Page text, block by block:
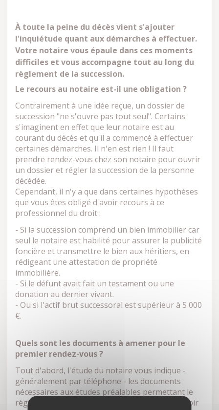
À toute la peine du décès vient s'ajouter
l'inquiétude quant aux démarches à effectuer.
Votre notaire vous épaule dans ces moments
difficiles et vous accompagne tout au long du
règlement de la succession.
Le recours au notaire est-il une obligation ?
Contrairement à une idée reçue, un dossier de
succession "ne s'ouvre pas tout seul". Certains
s'imaginent en effet que leur notaire est au
courant du décès et qu'il a commencé à effectuer
certaines démarches. Il n'en est rien ! Il faut
prendre rendez-vous chez son notaire pour ouvrir
un dossier et régler la succession de la personne
décédée.
Cependant, il n'y a que dans certaines hypothèses
que vous êtes obligé d'avoir recours à ce
professionnel du droit :
- Si la succession comprend un bien immobilier car
seul le notaire est habilité pour assurer la publicité
foncière et transmettre le bien aux héritiers, en
rédigeant une attestation de propriété
immobilière.
- Si le défunt avait fait un testamentou une
donation au dernier vivant.
- Ou si l'actif brut successoral est supérieur à 5 000
€.
Quels sont les documents à amener pour le
premier rendez-vous ?
Tout d'abord, l'étude du notaire vous indique -
généralement par téléphone - les documents
nécessaires aux études préalables permettant le
règlement de la succession. Ils convient de prévoir